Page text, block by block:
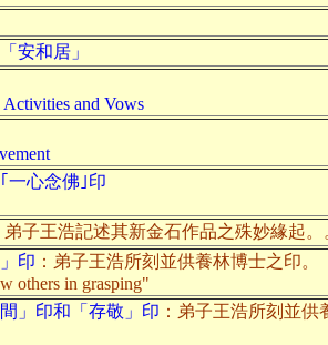
安和居」
Activities and Vows
一心念佛｣印
弟子王浩記述其新金石作品之殊妙緣起。
印 ：弟子王浩所刻並供養林博士之印。
others in grasping"
」印和「存敬」印 ：弟子王浩所刻並供